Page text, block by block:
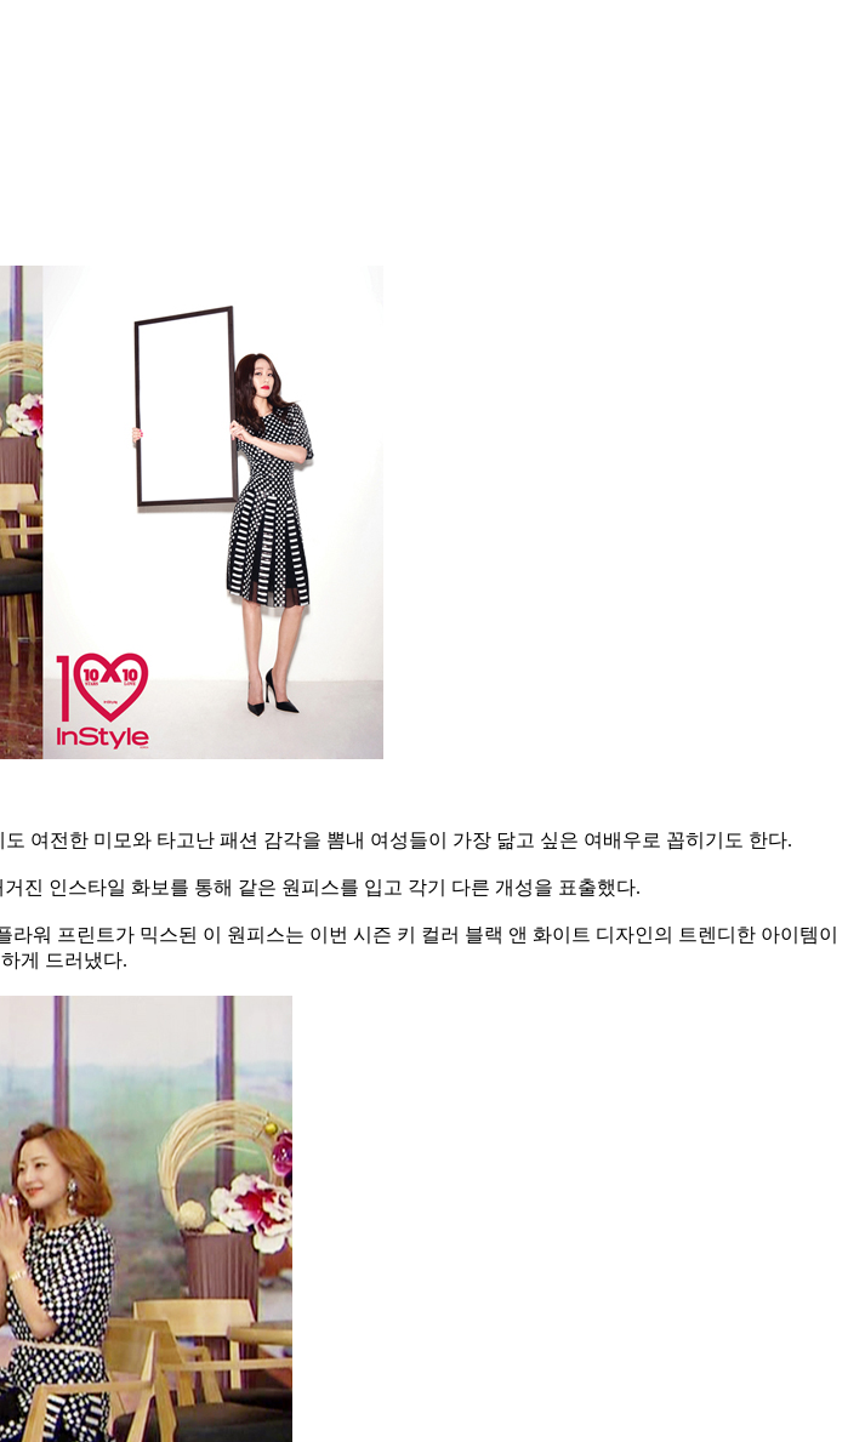
여전한 미모와 타고난 패션 감각을 뽐내 여성들이 가장 닮고 싶은 여배우로 꼽히기도 한다.
진 인스타일 화보를 통해 같은 원피스를 입고 각기 다른 개성을 표출했다.
워 프린트가 믹스된 이 원피스는 이번 시즌 키 컬러 블랙 앤 화이트 디자인의 트렌디한 아이템이
게 드러냈다.